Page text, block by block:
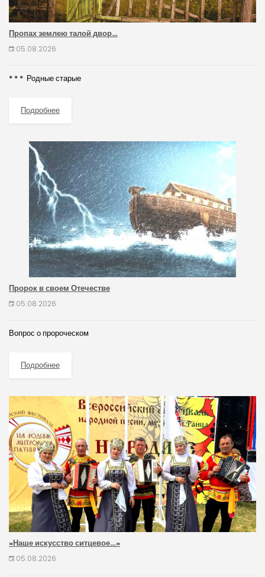
Пропах землею талой двор…
05.08.2026
* * * Родные старые
Подробнее
Пророк в своем Отечестве
05.08.2026
Вопрос о пророческом
Подробнее
«Наше искусство ситцевое…»
05.08.2026